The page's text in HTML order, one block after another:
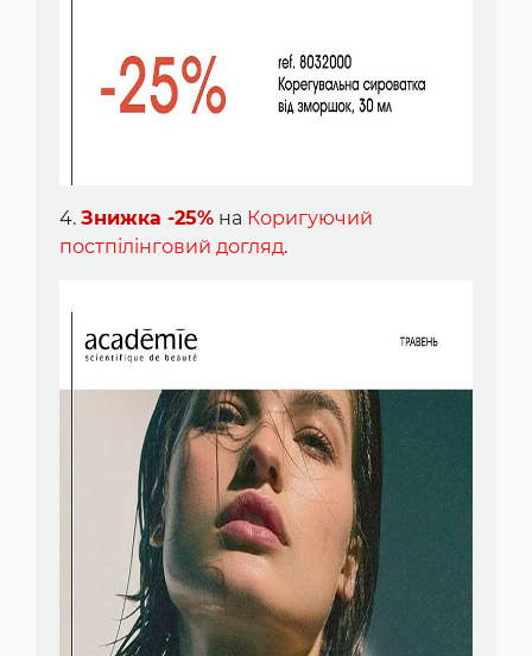
4. Знижка -25% на Коригуючий
постпілінговий догляд.